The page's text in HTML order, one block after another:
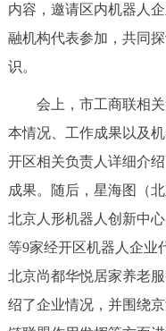
政策兑现
政务服务
中介服务
政民互动
内容，邀请区内机器人
融机构代表参加，共同
识。
会上，市工商联相关
本情况、工作成果以及
开区相关负责人详细介
成果。随后，星海图（
北京人形机器人创新中
等9家经开区机器人企业
北京尚都华悦居家养老
绍了企业情况，并围绕